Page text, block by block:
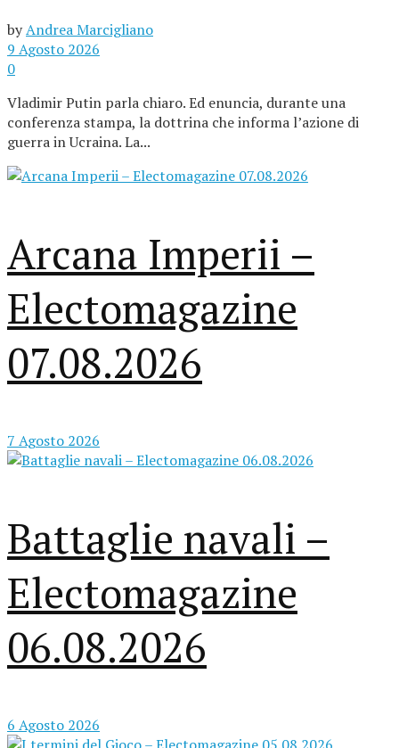
byAndrea Marcigliano
9 Agosto 2026
0
Vladimir Putin parla chiaro. Ed enuncia, durante una
conferenza stampa, la dottrina che informa l’azione di
guerra in Ucraina. La...
Arcana Imperii –
Electomagazine
07.08.2026
7 Agosto 2026
Battaglie navali –
Electomagazine
06.08.2026
6 Agosto 2026